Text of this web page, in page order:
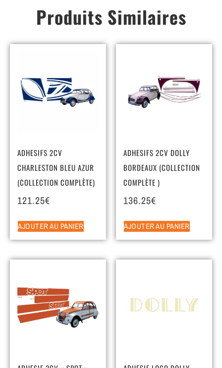
Produits Similaires
ADHESIFS 2CV
CHARLESTON BLEU AZUR
(COLLECTION COMPLÈTE)
121.25€
AJOUTER AU PANIER
ADHESIFS 2CV DOLLY
BORDEAUX (COLLECTION
COMPLÈTE )
136.25€
AJOUTER AU PANIER